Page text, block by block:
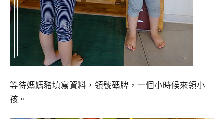
等待媽媽豬填寫資料，領號碼牌，一個小時候來領小
孩。